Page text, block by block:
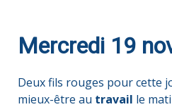
Mercredi 19
Deux fils rouges pour cette
mieux-être au travail le